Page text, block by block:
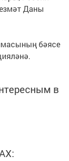
Даны
бәясе
в